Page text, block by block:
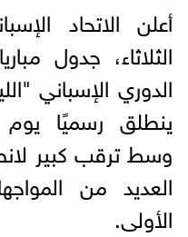
أعلن الاتحاد
الثلاثاء، جدول
وسط ترقب كبير
العديد من
الأولى.